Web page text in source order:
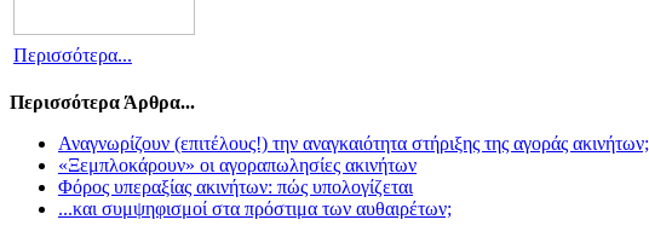
Περισσότερα...
Περισσότερα Άρθρα...
Αναγνωρίζουν (επιτέλους!) την αναγκαιότητα στήριξης της αγοράς ακινήτων;
«Ξεμπλοκάρουν» οι αγοραπωλησίες ακινήτων
Φόρος υπεραξίας ακινήτων: πώς υπολογίζεται
...και συμψηφισμοί στα πρόστιμα των αυθαιρέτων;